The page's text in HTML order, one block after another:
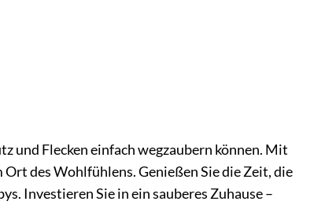
und Flecken einfach wegzaubern können. Mit
des Wohlfühlens. Genießen Sie die Zeit, die
Investieren Sie in ein sauberes Zuhause –